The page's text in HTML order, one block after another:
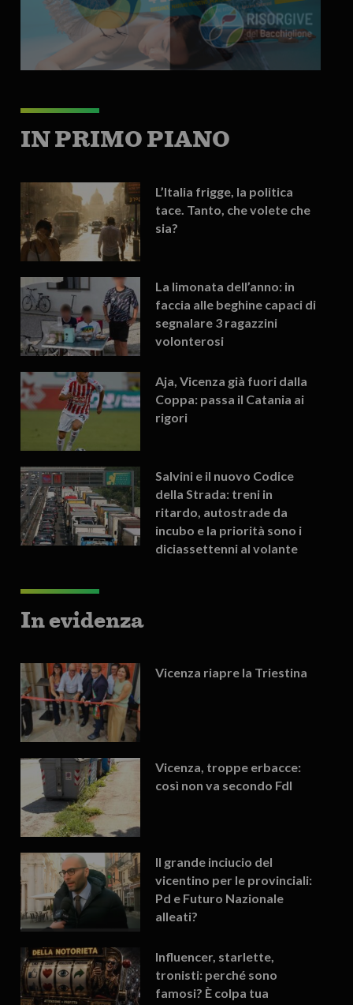
IN PRIMO PIANO
L’Italia frigge, la politica
tace. Tanto, che volete che
sia?
La limonata dell’anno: in
faccia alle beghine capaci di
segnalare 3 ragazzini
volonterosi
Aja, Vicenza già fuori dalla
Coppa: passa il Catania ai
rigori
Salvini e il nuovo Codice
della Strada: treni in
ritardo, autostrade da
incubo e la priorità sono i
diciassettenni al volante
In evidenza
Vicenza riapre la Triestina
Vicenza, troppe erbacce:
così non va secondo FdI
Il grande inciucio del
vicentino per le provinciali:
Pd e Futuro Nazionale
alleati?
Influencer, starlette,
tronisti: perché sono
famosi? È colpa tua